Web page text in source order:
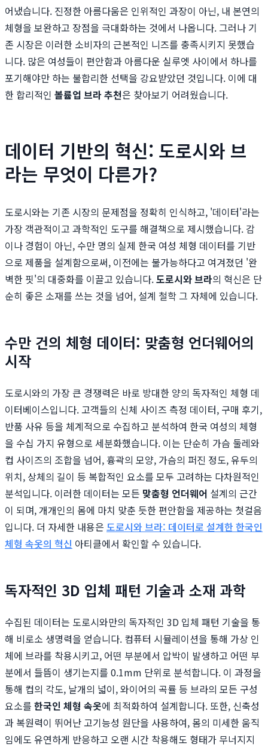
어냈습니다. 진정한 아름다움은 인위적인 과장이 아닌, 내 본연의
체형을 보완하고 장점을 극대화하는 것에서 나옵니다. 그러나 기
존 시장은 이러한 소비자의 근본적인 니즈를 충족시키지 못했습
니다. 많은 여성들이 편안함과 아름다운 실루엣 사이에서 하나를
포기해야만 하는 불합리한 선택을 강요받았던 것입니다. 이에 대
한 합리적인 볼륨업 브라 추천은 찾아보기 어려웠습니다.
데이터 기반의 혁신: 도로시와 브
라는 무엇이 다른가?
도로시와는 기존 시장의 문제점을 정확히 인식하고, '데이터'라는
가장 객관적이고 과학적인 도구를 해결책으로 제시했습니다. 감
이나 경험이 아닌, 수만 명의 실제 한국 여성 체형 데이터를 기반
으로 제품을 설계함으로써, 이전에는 불가능하다고 여겨졌던 '완
벽한 핏'의 대중화를 이끌고 있습니다.도로시와 브라의 혁신은 단
순히 좋은 소재를 쓰는 것을 넘어, 설계 철학 그 자체에 있습니다.
수만 건의 체형 데이터: 맞춤형 언더웨어의
시작
도로시와의 가장 큰 경쟁력은 바로 방대한 양의 독자적인 체형 데
이터베이스입니다. 고객들의 신체 사이즈 측정 데이터, 구매 후기,
반품 사유 등을 체계적으로 수집하고 분석하여 한국 여성의 체형
을 수십 가지 유형으로 세분화했습니다. 이는 단순히 가슴 둘레와
컵 사이즈의 조합을 넘어, 흉곽의 모양, 가슴의 퍼진 정도, 유두의
위치, 상체의 길이 등 복합적인 요소를 모두 고려하는 다차원적인
분석입니다. 이러한 데이터는 모든 맞춤형 언더웨어 설계의 근간
이 되며, 개개인의 몸에 마치 맞춘 듯한 편안함을 제공하는 첫걸음
입니다. 더 자세한 내용은 도로시와 브라: 데이터로 설계한 한국인
체형 속옷의 혁신 아티클에서 확인할 수 있습니다.
독자적인 3D 입체 패턴 기술과 소재 과학
수집된 데이터는 도로시와만의 독자적인 3D 입체 패턴 기술을 통
해 비로소 생명력을 얻습니다. 컴퓨터 시뮬레이션을 통해 가상 인
체에 브라를 착용시키고, 어떤 부분에서 압박이 발생하고 어떤 부
분에서 들뜸이 생기는지를 0.1mm 단위로 분석합니다. 이 과정을
통해 컵의 각도, 날개의 넓이, 와이어의 곡률 등 브라의 모든 구성
요소를 한국인 체형 속옷에 최적화하여 설계합니다. 또한, 신축성
과 복원력이 뛰어난 고기능성 원단을 사용하여, 몸의 미세한 움직
임에도 유연하게 반응하고 오랜 시간 착용해도 형태가 무너지지